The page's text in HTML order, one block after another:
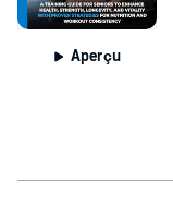
Aperçu